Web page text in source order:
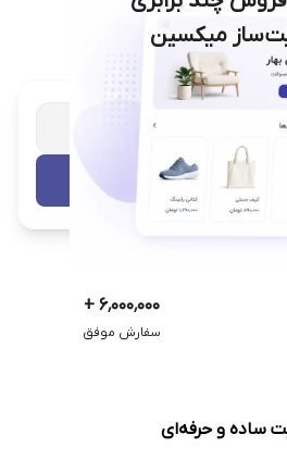
میکسین
با پشتیبانی اختصاصی
رایگان
۶٬۰۰۰٬۰۰۰ +
سفارش موفق
ساده و حرفه‌ای